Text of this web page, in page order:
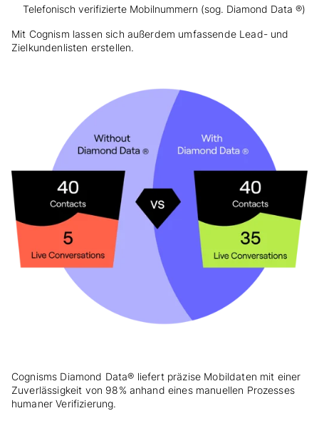
Telefonisch verifizierte Mobilnummern (sog. Diamond Data ®)
Mit Cognism lassen sich außerdem umfassende Lead- und
Zielkundenlisten erstellen.
Cognisms Diamond Data® liefert präzise Mobildaten mit einer
Zuverlässigkeit von 98% anhand eines manuellen Prozesses
humaner Verifizierung.